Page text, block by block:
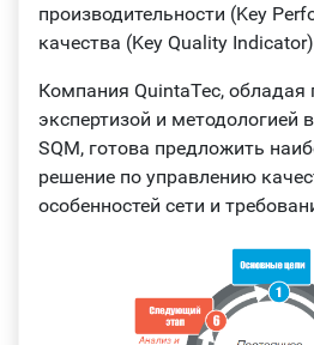
производительности (Key
качества (Key Quality
Компания QuintaTec, обладая
экспертизой и методологией
SQM, готова предложить
решение по управлению
особенностей сети и